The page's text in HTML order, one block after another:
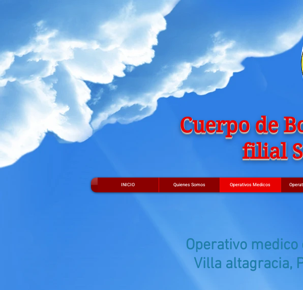
Cuerpo de
filial
INICIO Quienes Somos Operativos Medicos
Operativo
Villa altagracia,